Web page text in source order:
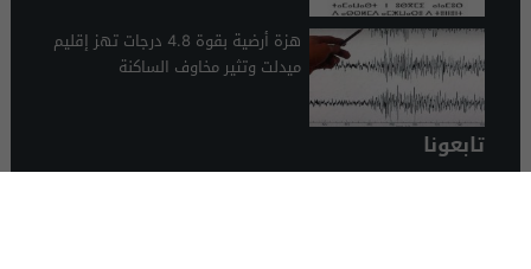
هزة أرضية بقوة 4.8 درجات تهز إقليم
ميدلت وتثير مخاوف الساكنة
تابعونا